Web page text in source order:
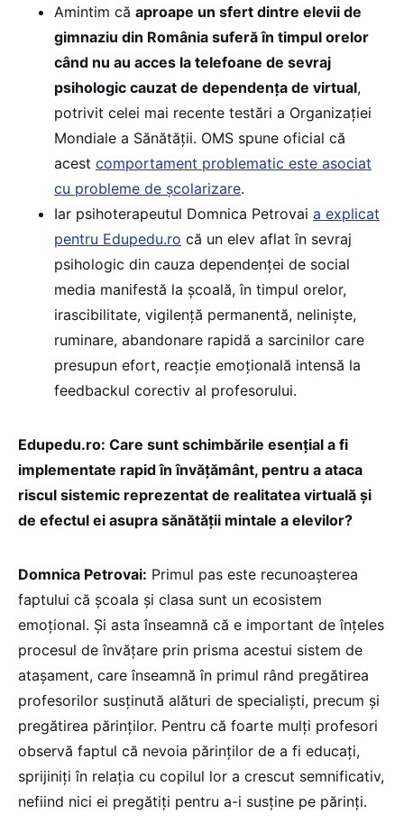
Amintim că aproape un sfert dintre elevii de
gimnaziu din România suferă în timpul orelor
când nu au acces la telefoane de sevraj
psihologic cauzat de dependența de virtual,
potrivit celei mai recente testări a Organizației
Mondiale a Sănătății. OMS spune oficial că
acest comportament problematic este asociat
cu probleme de școlarizare.
Iar psihoterapeutul Domnica Petrovai a explicat
pentru Edupedu.ro că un elev aflat în sevraj
psihologic din cauza dependenței de social
media manifestă la școală, în timpul orelor,
irascibilitate, vigilență permanentă, neliniște,
ruminare, abandonare rapidă a sarcinilor care
presupun efort, reacție emoțională intensă la
feedbackul corectiv al profesorului.
Edupedu.ro: Care sunt schimbările esențial a fi
implementate rapid în învățământ, pentru a ataca
riscul sistemic reprezentat de realitatea virtuală și
de efectul ei asupra sănătății mintale a elevilor?
Domnica Petrovai: Primul pas este recunoașterea
faptului că școala și clasa sunt un ecosistem
emoțional. Și asta înseamnă că e important de înțeles
procesul de învățare prin prisma acestui sistem de
atașament, care înseamnă în primul rând pregătirea
profesorilor susținută alături de specialiști, precum și
pregătirea părinților. Pentru că foarte mulți profesori
observă faptul că nevoia părinților de a fi educați,
sprijiniți în relația cu copilul lor a crescut semnificativ,
nefiind nici ei pregătiți pentru a-i susține pe părinți.